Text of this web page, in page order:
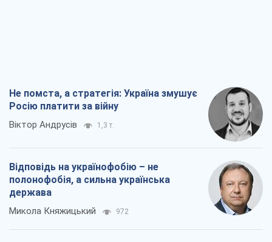
Не помста, а стратегія: Україна змушує
Росію платити за війну
Віктор Андрусів 1,3 т.
Відповідь на українофобію – не
полонофобія, а сильна українська
держава
Микола Княжицький 972